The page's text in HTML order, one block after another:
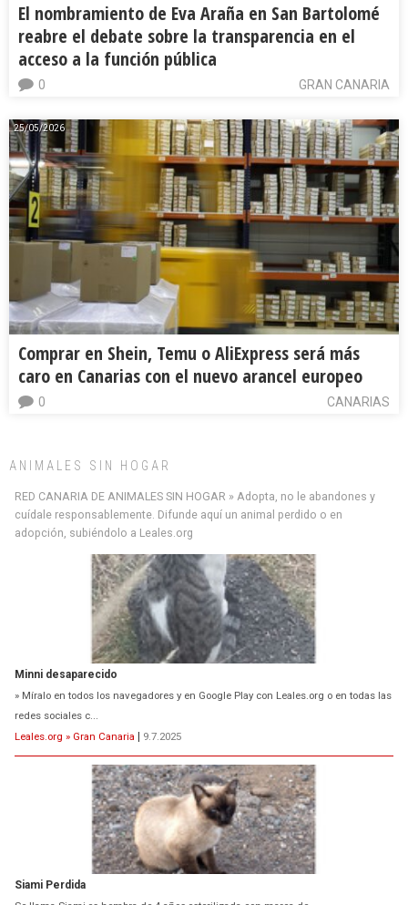
El nombramiento de Eva Araña en San Bartolomé
reabre el debate sobre la transparencia en el
acceso a la función pública
GRAN CANARIA
0
25/05/2026
Comprar en Shein, Temu o AliExpress será más
caro en Canarias con el nuevo arancel europeo
CANARIAS
0
ANIMALES SIN HOGAR
RED CANARIA DE ANIMALES SIN HOGAR » Adopta, no le abandones y
cuídale responsablemente. Difunde aquí un animal perdido o en
adopción, subiéndolo a Leales.org
Siami Perdida
Se llama Siami,es hembra de 4 años,esterilizada con marca de
oreja,cariñosa,mimosa pero miedosa,e...
Leales.org » Gran Canaria | 9.7.2025
ADOPCIÓN URGENTE GATA TEROR GRAN CANARIA